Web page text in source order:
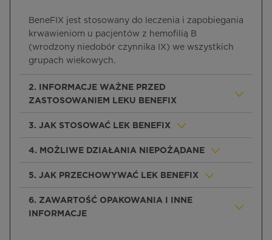
BeneFIX jest stosowany do leczenia i zapobiegania
krwawieniom u pacjentów z hemofilią B
(wrodzony niedobór czynnika IX) we wszystkich
grupach wiekowych.
2. INFORMACJE WAŻNE PRZED
ZASTOSOWANIEM LEKU BENEFIX
3. JAK STOSOWAĆ LEK BENEFIX
4. MOŻLIWE DZIAŁANIA NIEPOŻĄDANE
5. JAK PRZECHOWYWAĆ LEK BENEFIX
6. ZAWARTOŚĆ OPAKOWANIA I INNE
INFORMACJE